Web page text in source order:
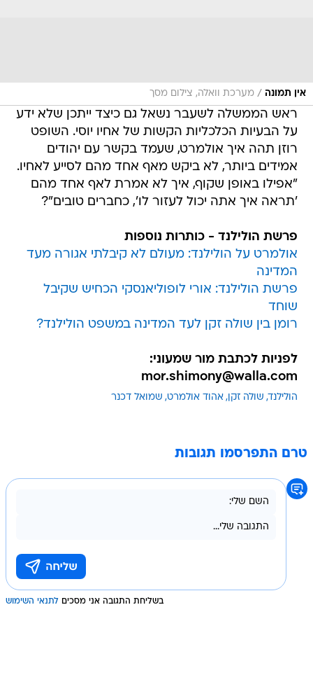
אין תמונה / מערכת וואלה, צילום מסך
ראש הממשלה לשעבר נשאל גם כיצד ייתכן שלא ידע
על הבעיות הכלכליות הקשות של אחיו יוסי. השופט
רוזן תהה איך אולמרט, שעמד בקשר עם יהודים
אמידים ביותר, לא ביקש מאף אחד מהם לסייע לאחיו.
"אפילו באופן שקוף, איך לא אמרת לאף אחד מהם
'תראה איך אתה יכול לעזור לו', כחברים טובים"?
פרשת הולילנד - כותרות נוספות
אולמרט על הולילנד: מעולם לא קיבלתי אגורה מעד
המדינה
פרשת הולילנד: אורי לופוליאנסקי הכחיש שקיבל
שוחד
רומן בין שולה זקן לעד המדינה במשפט הולילנד?
לפניות לכתבת מור שמעוני:
mor.shimony@walla.com
הולילנד שולה זקן אהוד אולמרט שמואל דכנר
טרם התפרסמו תגובות
בשליחת התגובה אני מסכים לתנאי השימוש